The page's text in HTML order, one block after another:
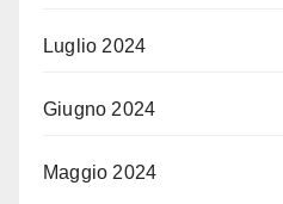
Luglio 2024
Giugno 2024
Maggio 2024